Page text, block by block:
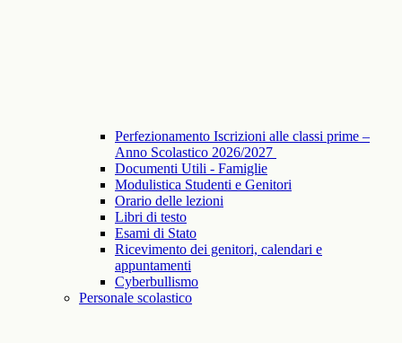
Perfezionamento Iscrizioni alle classi prime –
Anno Scolastico 2026/2027
Documenti Utili - Famiglie
Modulistica Studenti e Genitori
Orario delle lezioni
Libri di testo
Esami di Stato
Ricevimento dei genitori, calendari e
appuntamenti
Cyberbullismo
Personale scolastico